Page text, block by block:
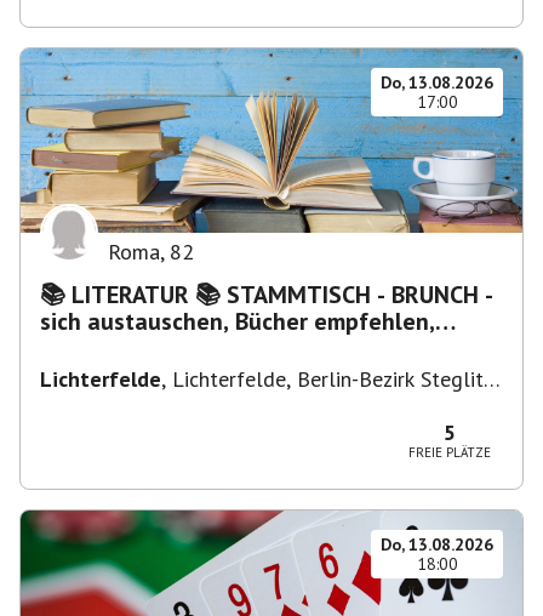
Do, 13.08.2026
17:00
Roma, 82
📚 LITERATUR 📚 STAMMTISCH - BRUNCH -
sich austauschen, Bücher empfehlen,
Lichterfelde, Lichterfelde, Berlin-Bezirk Steglitz-
5
FREIE PLÄTZE
Do, 13.08.2026
18:00